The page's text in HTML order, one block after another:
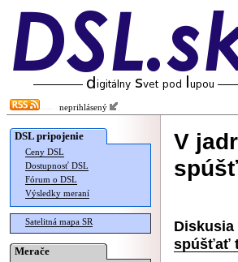
neprihlásený
DSL pripojenie
Ceny DSL
Dostupnosť DSL
Fórum o DSL
Výsledky meraní
Satelitná mapa SR
Merače
V
spúšťať